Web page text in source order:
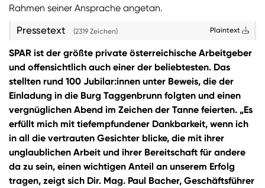
Rahmen seiner Ansprache angetan.
Pressetext (2319 Zeichen) Plaintext
SPAR ist der größte private österreichische Arbeitgeber
und offensichtlich auch einer der beliebtesten. Das
stellten rund 100 Jubilar:innen unter Beweis, die der
Einladung in die Burg Taggenbrunn folgten und einen
vergnüglichen Abend im Zeichen der Tanne feierten. „Es
erfüllt mich mit tiefempfundener Dankbarkeit, wenn ich
in all die vertrauten Gesichter blicke, die mit ihrer
unglaublichen Arbeit und ihrer Bereitschaft für andere
da zu sein, einen wichtigen Anteil an unserem Erfolg
tragen, zeigt sich Dir. Mag. Paul Bacher, Geschäftsführer